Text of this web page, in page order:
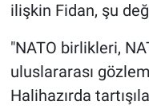
ilişkin Fidan, şu
"NATO birlikleri,
uluslararası
Halihazırda